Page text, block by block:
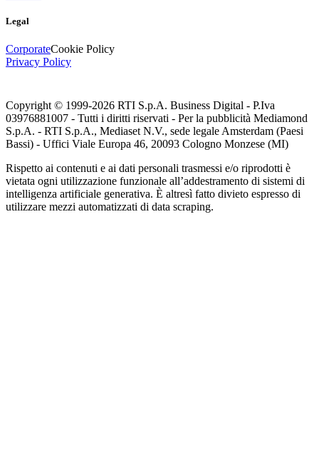
Legal
CorporateCookie Policy
Privacy Policy
Copyright © 1999-2026 RTI S.p.A. Business Digital - P.Iva
03976881007 - Tutti i diritti riservati - Per la pubblicità Mediamond
S.p.A. - RTI S.p.A., Mediaset N.V., sede legale Amsterdam (Paesi
Bassi) - Uffici Viale Europa 46, 20093 Cologno Monzese (MI)
Rispetto ai contenuti e ai dati personali trasmessi e/o riprodotti è
vietata ogni utilizzazione funzionale all’addestramento di sistemi di
intelligenza artificiale generativa. È altresì fatto divieto espresso di
utilizzare mezzi automatizzati di data scraping.